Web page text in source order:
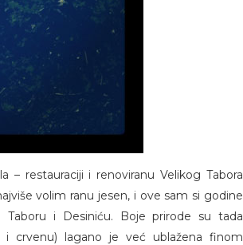
– restauraciji i renoviranu Velikog Tabora
volim ranu jesen, i ove sam si godine
Taboru i Desiniću. Boje prirode su tada
crvenu) lagano je već ublažena finom